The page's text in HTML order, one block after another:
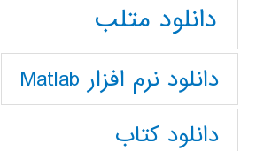
دانلود متلب
دانلود نرم افزار Matlab
دانلود کتاب